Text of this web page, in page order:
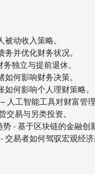
动收入策略。
并优化财务状况。
独立与提前退休。
何影响财务决策。
何影响个人理财策略。
人工智能工具对财富管理
易与另类投资。
- 基于区块链的金融创
易者如何驾驭宏观经济